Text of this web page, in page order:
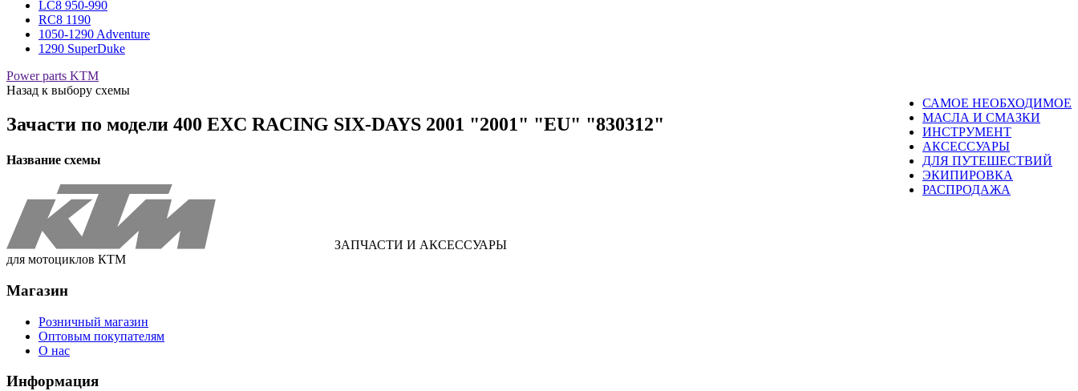
LC8 950-990
RC8 1190
1050-1290 Adventure
1290 SuperDuke
Power parts KTM
САМОЕ НЕОБХОДИМОЕ
МАСЛА И СМАЗКИ
ИНСТРУМЕНТ
АКСЕССУАРЫ
ДЛЯ ПУТЕШЕСТВИЙ
ЭКИПИРОВКА
РАСПРОДАЖА
Назад к выбору схемы
Зачасти по модели 400 EXC RACING SIX-DAYS 2001 "2001" "EU" "830312"
Название схемы
ЗАПЧАСТИ И АКСЕССУАРЫ
для мотоциклов КТМ
Магазин
Розничный магазин
Оптовым покупателям
О нас
Информация